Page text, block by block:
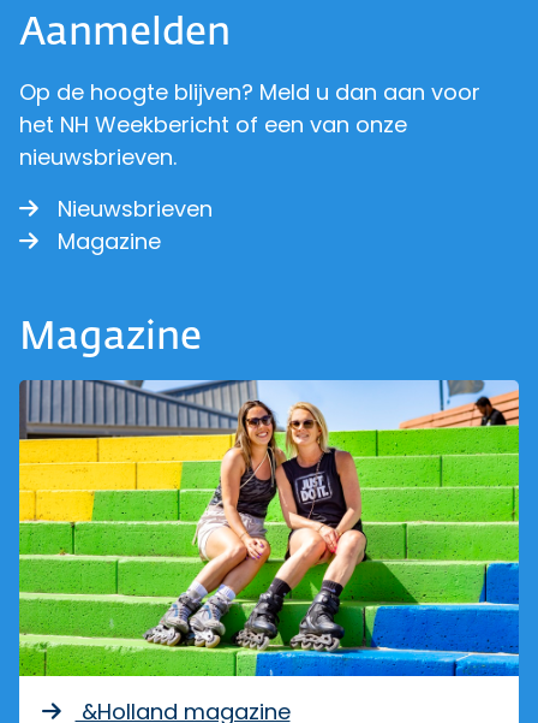
Aanmelden
Op de hoogte blijven? Meld u dan aan voor
het NH Weekbericht of een van onze
nieuwsbrieven.
Nieuwsbrieven
Magazine
Magazine
&Holland magazine